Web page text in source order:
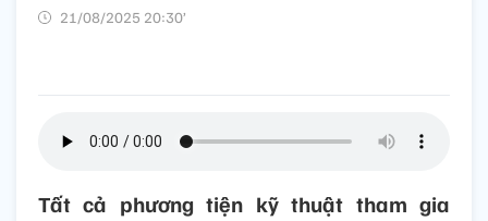
21/08/2025 20:30’
Tất cả phương tiện kỹ thuật tham gia